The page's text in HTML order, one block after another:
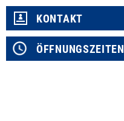
KONTAKT
ÖFFNUNGSZEITEN